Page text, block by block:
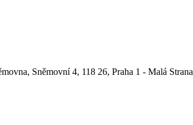
Sněmovní 4, 118 26, Praha 1 - Malá Strana